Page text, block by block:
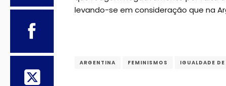
levando-se em consideração que na
ARGENTINA FEMINISMOS IGUALDADE DE